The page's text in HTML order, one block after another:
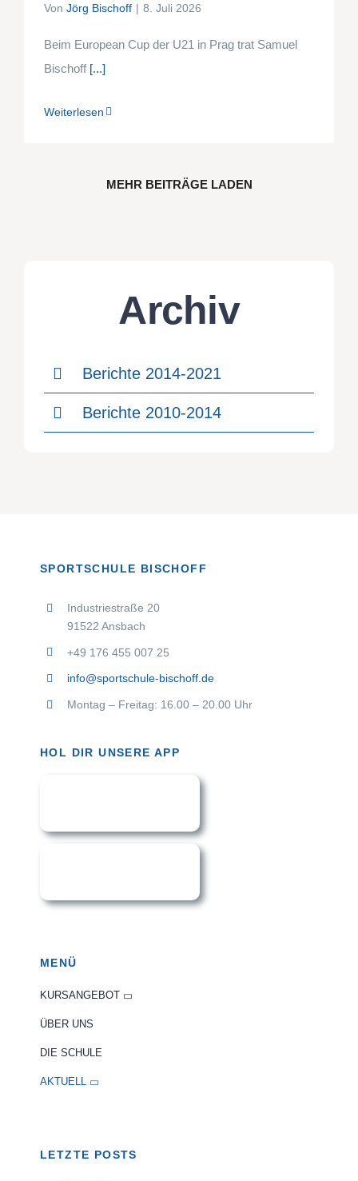
Von Jörg Bischoff | 8. Juli 2026
Beim European Cup der U21 in Prag trat Samuel
Bischoff[...]
Weiterlesen
MEHR BEITRÄGE LADEN
Archiv
Berichte 2014-2021
Berichte 2010-2014
SPORTSCHULE BISCHOFF
Industriestraße 20
91522 Ansbach
+49 176 455 007 25
info@sportschule-bischoff.de
Montag – Freitag: 16.00 – 20.00 Uhr
HOL DIR UNSERE APP
MENÜ
KURSANGEBOT
ÜBER UNS
DIE SCHULE
AKTUELL
LETZTE POSTS